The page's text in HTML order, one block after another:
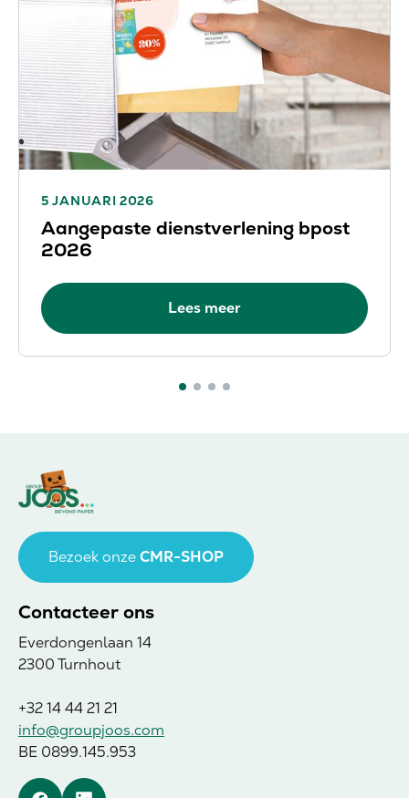
5 JANUARI 2026
Aangepaste dienstverlening bpost
2026
Lees meer
Bezoek onzeCMR-SHOP
Contacteer ons
Everdongenlaan 14
2300 Turnhout
+32 14 44 21 21
info@groupjoos.com
BE 0899.145.953